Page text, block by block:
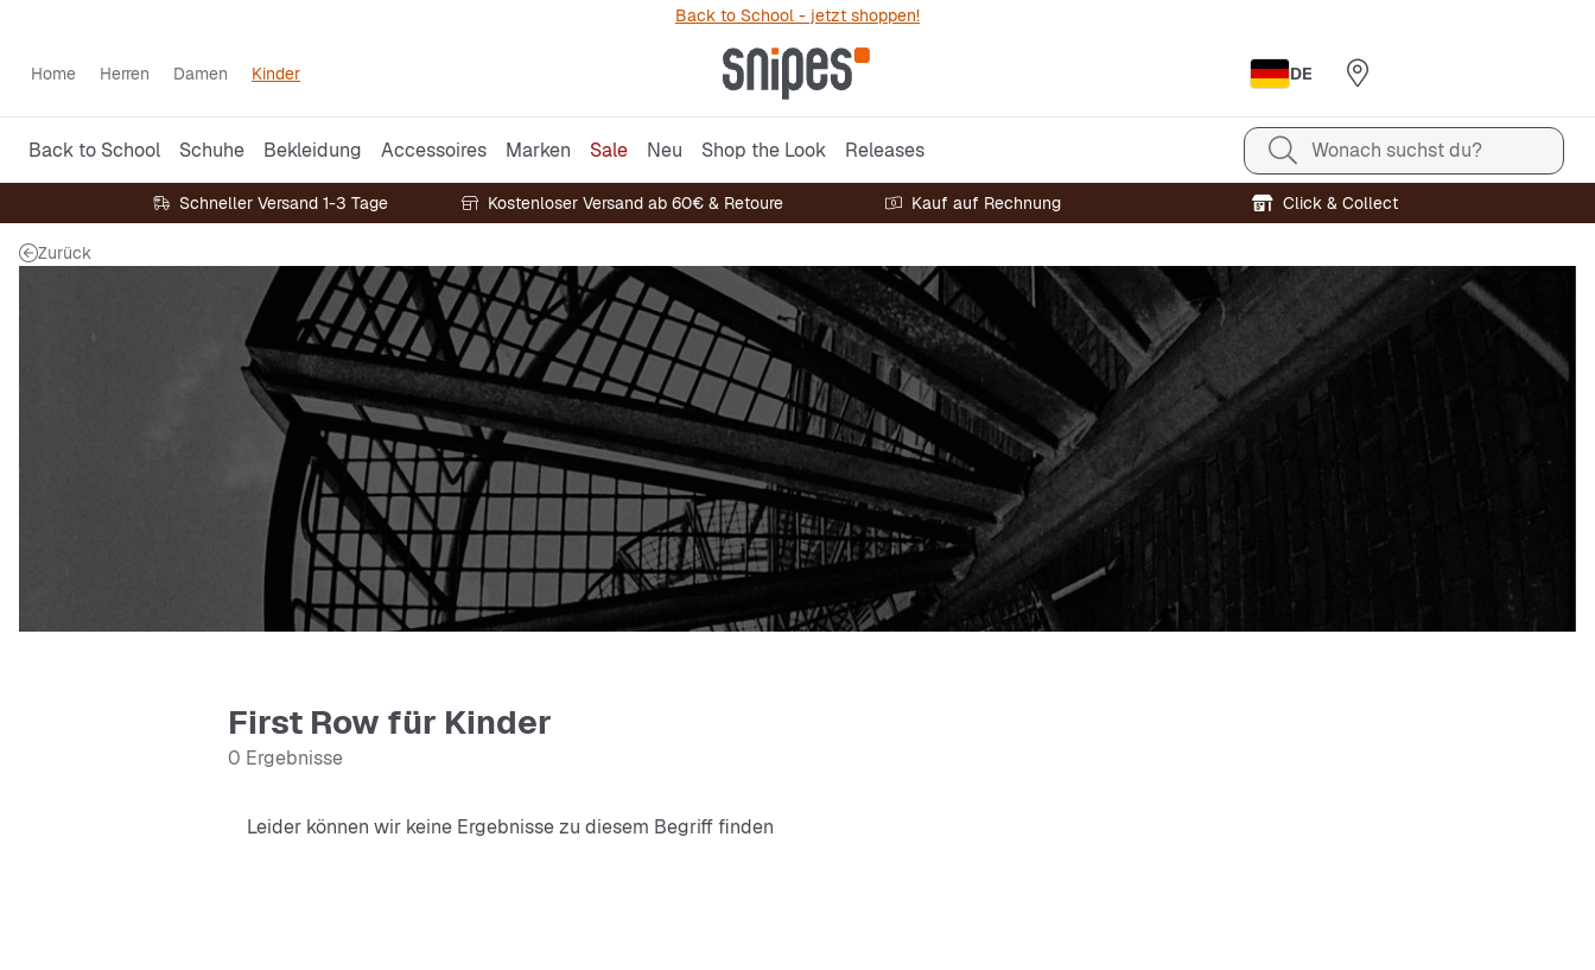
Back to School - jetzt shoppen!
Home Herren Damen Kinder DE
Back to School Schuhe Bekleidung Accessoires Marken Sale Neu Shop the Look Releases Wonach suchst du?
Schneller Versand 1-3 Tage Kostenloser Versand ab 60€ & Retoure Kauf auf Rechnung Click & Collect
Zurück
First Row für Kinder
0 Ergebnisse
Leider können wir keine Ergebnisse zu diesem Begriff finden